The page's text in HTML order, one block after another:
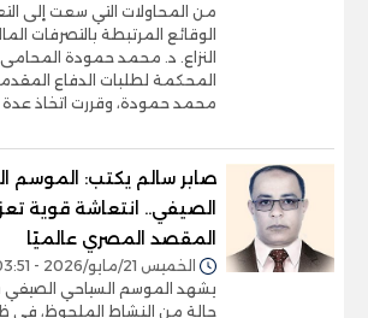
من المحاولات التي سعت إلى
الوقائع المرتبطة بالتصرفات
النزاع. د. محمد حمودة
المحكمة لطلبات الدفاع
محمد حمودة، وقررت اتخاذ عدة
صابر سالم يكتب: الموسم
الصيفي.. انتعاشة قوية
المقصد المصري عالميًا
الخميس 21/مايو/2026 - 03:51 م
يشهد الموسم السياحي الصيفي
حالة من النشاط الملحوظ، في